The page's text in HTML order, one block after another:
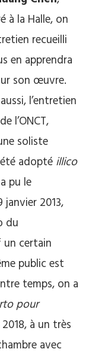
à la Halle, on
recueilli
en apprendra
son œuvre.
l’entretien
l’ONCT,
soliste
adopté illico
pu le
2013,
du
un certain
public est
temps, on a
pour
à un très
avec